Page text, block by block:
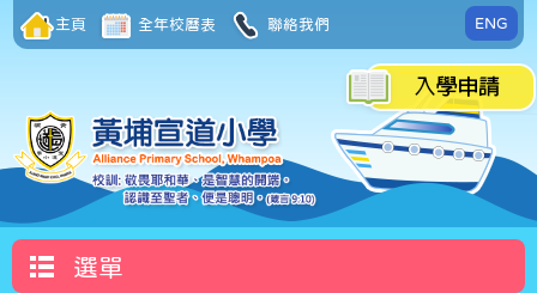
主頁 全年校曆表 聯絡我們 ENG
選單